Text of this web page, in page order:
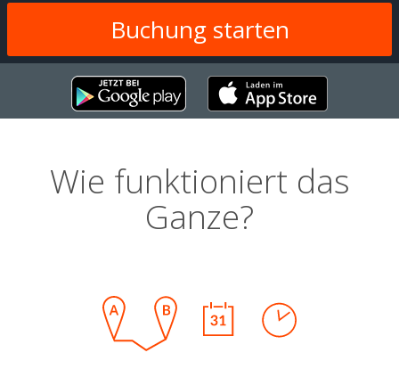
Wie funktioniert das
Ganze?